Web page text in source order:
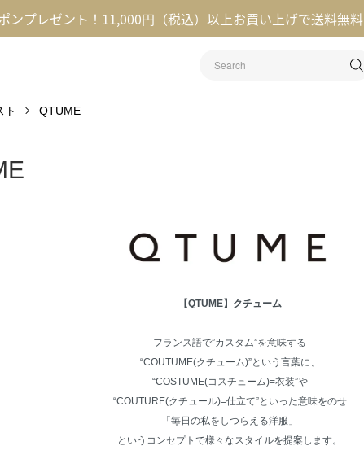
ンプレゼント！11,000円（税込）以上お買い上げで送料無料
ト QTUME
【QTUME】クチューム
フランス語で”カスタム”を意味する
“COUTUME(クチューム)”という言葉に、
“COSTUME(コスチューム)=衣装”や
“COUTURE(クチュール)=仕立て”といった意味をのせ
「毎日の私をしつらえる洋服」
というコンセプトで様々なスタイルを提案します。